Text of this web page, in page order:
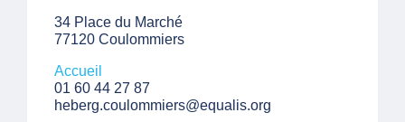
34 Place du Marché
77120 Coulommiers
Accueil
01 60 44 27 87
heberg.coulommiers@equalis.org